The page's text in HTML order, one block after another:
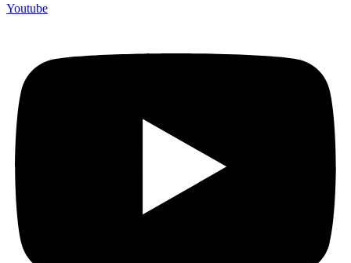
Youtube